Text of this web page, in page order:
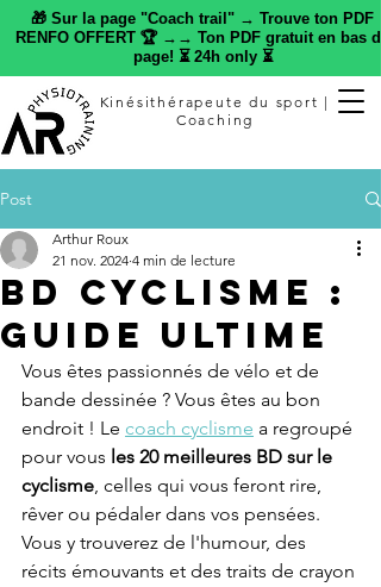
🎁 Sur la page "Coach trail" → Trouve ton PDF
RENFO OFFERT 🏆 →→ Ton PDF gratuit en bas de
page! ⏳ 24h only ⏳
Kinésithérapeute du sport |
Coaching
Post
BD cyclisme :
guide ultime
Arthur Roux
21 nov. 2024 4 min de lecture
Vous êtes passionnés de vélo et de
bande dessinée ? Vous êtes au bon
endroit ! Le coach cyclisme a regroupé
pour vous les 20 meilleures BD sur le
cyclisme, celles qui vous feront rire,
rêver ou pédaler dans vos pensées.
Vous y trouverez de l'humour, des
récits émouvants et des traits de crayon